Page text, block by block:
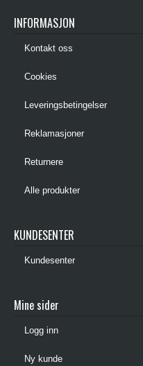
INFORMASJON
Kontakt oss
Cookies
Leveringsbetingelser
Reklamasjoner
Returnere
Alle produkter
KUNDESENTER
Kundesenter
Mine sider
Logg inn
Ny kunde